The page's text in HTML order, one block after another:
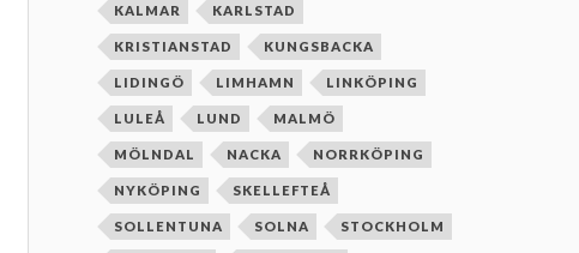
n
KALMAR KARLSTAD
KRISTIANSTAD KUNGSBACKA
LIDINGÖ LIMHAMN LINKÖPING
LULEÅ LUND MALMÖ
MÖLNDAL NACKA NORRKÖPING
NYKÖPING SKELLEFTEÅ
SOLLENTUNA SOLNA STOCKHOLM